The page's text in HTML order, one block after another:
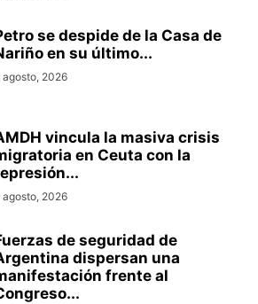
se despide de la Casa de
en su último...
agosto, 2026
vincula la masiva crisis
en Ceuta con la
agosto, 2026
de seguridad de
dispersan una
frente al